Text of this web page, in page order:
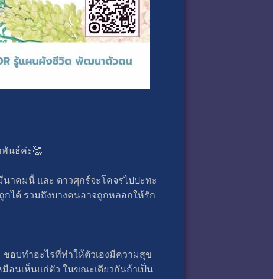
พันธ์ค่ะ🥰
าคมนี้ และ ดาวศุกร์จะโคจรไปปะทะ
ได้ รวมถึงบางคนอาจถูกหลอกให้รัก
อบทำอะไรที่ทำให้ตัวเองมีความสุข
มือนเห็นแก่ตัว ในขณะเดียวกันถ้าเป็น